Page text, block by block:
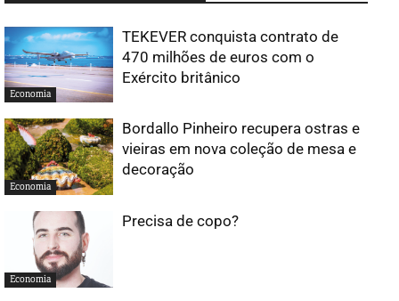
Economia
TEKEVER conquista contrato de
470 milhões de euros com o
Exército britânico
Economia
Bordallo Pinheiro recupera ostras e
vieiras em nova coleção de mesa e
decoração
Economia
Precisa de copo?